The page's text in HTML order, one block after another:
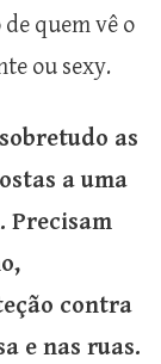
quem vê o
ou sexy.
as
a uma
Precisam
contra
e nas ruas.